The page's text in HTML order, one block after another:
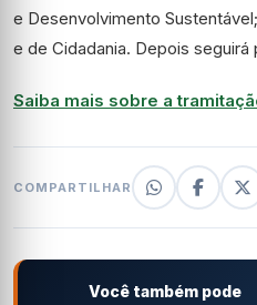
e Desenvolvimento
e de Cidadania. Depois seguirá
Saiba mais sobre a
COMPARTILHAR
Você também pode